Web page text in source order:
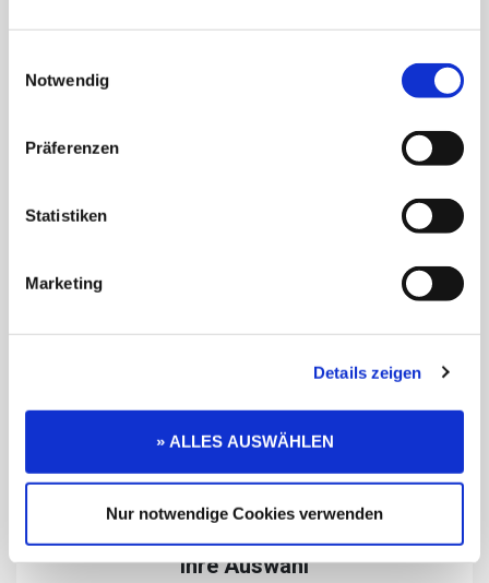
Notwendig
Präferenzen
Statistiken
Marketing
Details zeigen
» ALLES AUSWÄHLEN
Nur notwendige Cookies verwenden
Telefon (optional)
überein
Angaben zur Lieferung
Ihre Auswahl